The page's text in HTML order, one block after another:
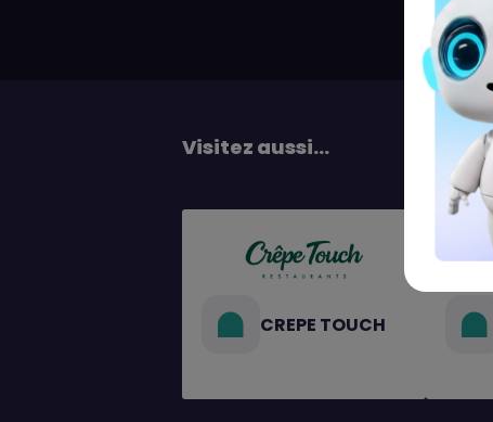
Visitez aussi...
CREPE TOUCH